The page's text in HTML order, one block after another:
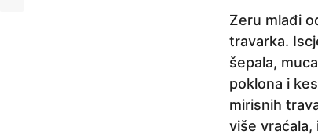
Zeru mlađi
travarka.
šepala,
poklona i
mirisnih
više vraćala,